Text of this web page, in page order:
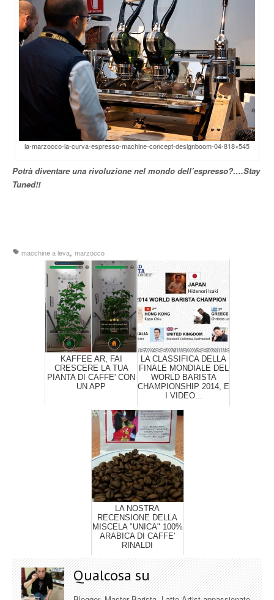
la-marzocco-la-curva-espresso-machine-concept-designboom-04-818×545
Potrà diventare una rivoluzione nel mondo dell’espresso?….Stay
Tuned!!
macchine a leva, marzocco
KAFFEE AR, FAI
CRESCERE LA TUA
PIANTA DI CAFFE' CON
UN APP
LA CLASSIFICA DELLA
FINALE MONDIALE DEL
WORLD BARISTA
CHAMPIONSHIP 2014, E
I VIDEO...
LA NOSTRA
RECENSIONE DELLA
MISCELA "UNICA" 100%
ARABICA DI CAFFE'
RINALDI
Qualcosa su